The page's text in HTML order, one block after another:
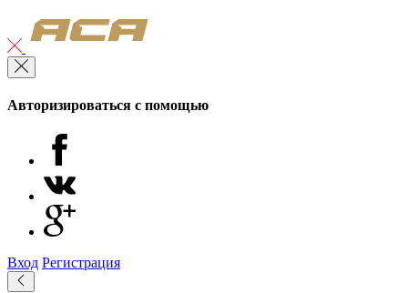
Авторизироваться с помощью
Вход Регистрация